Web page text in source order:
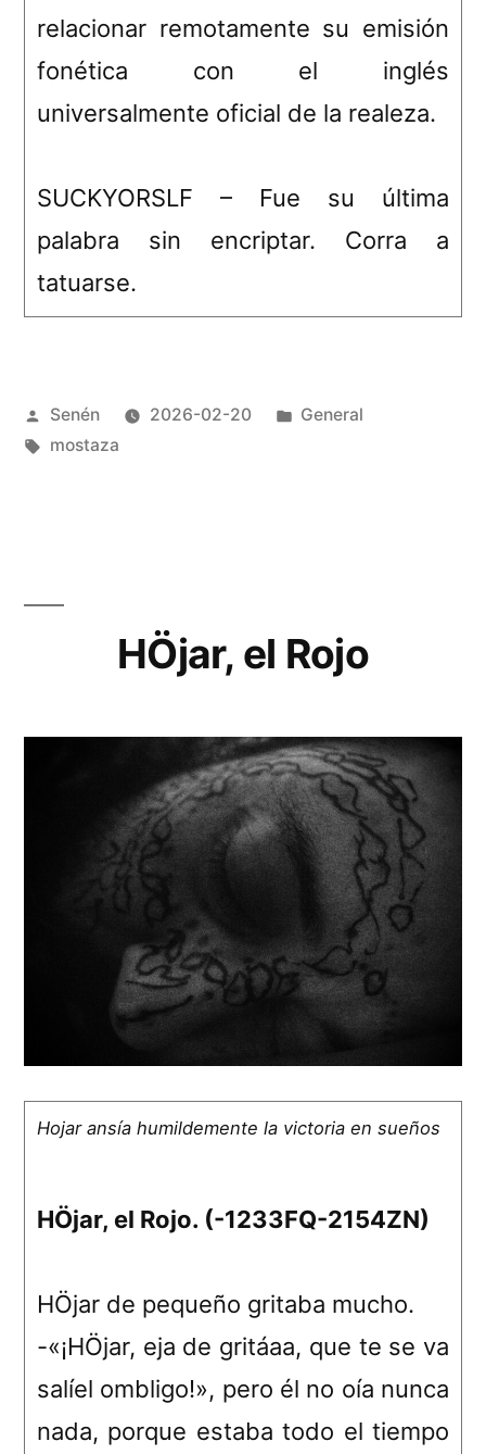
relacionar remotamente su emisión
fonética con el inglés
universalmente oficial de la realeza.
SUCKYORSLF – Fue su última
palabra sin encriptar. Corra a
tatuarse.
Publicado
por
Senén 2026-02-20
Publicado
General
Etiquetas:
mostaza
HÖjar, el Rojo
Hojar ansía humildemente la victoria en sueños
HÖjar, el Rojo. (-1233FQ-2154ZN)
HÖjar de pequeño gritaba mucho.
-«¡HÖjar, eja de gritáaa, que te se va
salíel ombligo!», pero él no oía nunca
nada, porque estaba todo el tiempo